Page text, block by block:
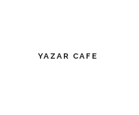
YAZAR CAFE